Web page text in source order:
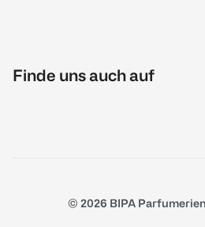
Finde uns auch auf
© 2026 BIPA